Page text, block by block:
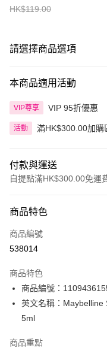
HK$119.00
請選擇商品選項
本商品適用活動
VIP尊享 VIP 95折優惠
活動 滿HK$300.00加購
付款與運送
自提點滿HK$300.00免運
信用卡
Apple Pay
PayMe
WeChat Pay
商品特色
商品編號
538014
商品特色
商品編號：
英文名稱：Maybelline
5ml
商品重點